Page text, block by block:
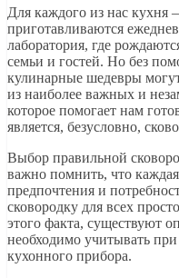
Для каждого из нас кухня
приготавливаются
лаборатория, где
семьи и гостей. Но без
кулинарные шедевры
из наиболее важных и
которое помогает нам
является, безусловно,
Выбор правильной
важно помнить, что
предпочтения и
сковородку для всех
этого факта, существуют
необходимо учитывать
кухонного прибора.